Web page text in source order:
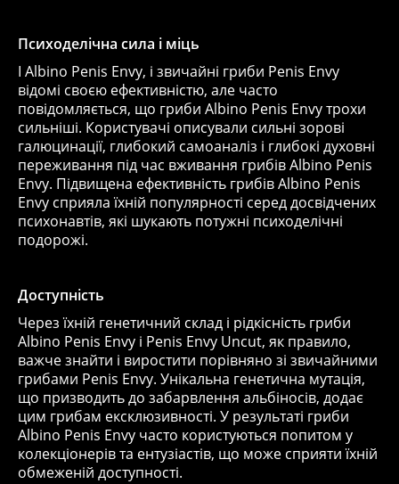
Психоделічна сила і міць
І Albino Penis Envy, і звичайні гриби Penis Envy
відомі своєю ефективністю, але часто
повідомляється, що гриби Albino Penis Envy трохи
сильніші. Користувачі описували сильні зорові
галюцинації, глибокий самоаналіз і глибокі духовні
переживання під час вживання грибів Albino Penis
Envy. Підвищена ефективність грибів Albino Penis
Envy сприяла їхній популярності серед досвідчених
психонавтів, які шукають потужні психоделічні
подорожі.
Доступність
Через їхній генетичний склад і рідкісність гриби
Albino Penis Envy і Penis Envy Uncut, як правило,
важче знайти і виростити порівняно зі звичайними
грибами Penis Envy. Унікальна генетична мутація,
що призводить до забарвлення альбіносів, додає
цим грибам ексклюзивності. У результаті гриби
Albino Penis Envy часто користуються попитом у
колекціонерів та ентузіастів, що може сприяти їхній
обмеженій доступності.